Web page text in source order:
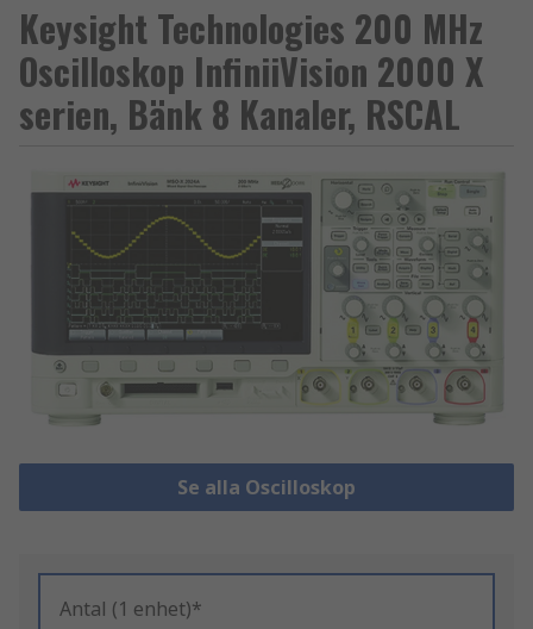
Keysight Technologies 200 MHz
Oscilloskop InfiniiVision 2000 X
serien, Bänk 8 Kanaler, RSCAL
Se alla Oscilloskop
Antal (1 enhet)*